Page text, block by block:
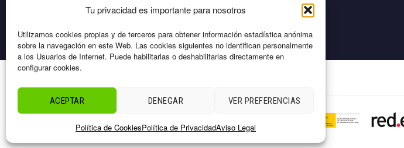
Tu privacidad es importante para nosotros
Utilizamos cookies propias y de terceros para obtener información estadística anónima
sobre la navegación en este Web. Las cookies siguientes no identifican personalmente
a los Usuarios de Internet. Puede habilitarlas o deshabilitarlas directamente en
configurar cookies.
ACEPTAR DENEGAR VER PREFERENCIAS
Política de CookiesPolítica de PrivacidadAviso Legal